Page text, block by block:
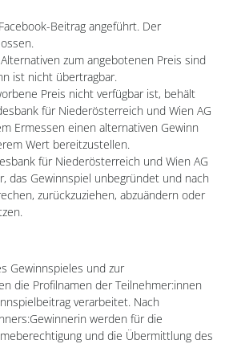
Beitrag angeführt. Der
zum angebotenen Preis sind
ist nicht übertragbar.
Preis nicht verfügbar ist, behält
für Niederösterreich und Wien AG
Ermessen einen alternativen Gewinn
Wert bereitzustellen.
für Niederösterreich und Wien AG
das Gewinnspiel unbegründet und nach
zurückzuziehen, abzuändern oder
Gewinnspieles und zur
die Profilnamen der Teilnehmer:innen
verarbeitet. Nach
werden für die
und die Übermittlung des